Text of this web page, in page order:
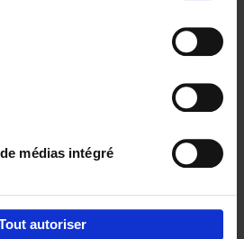
médias intégré
autoriser
Bonds = Building